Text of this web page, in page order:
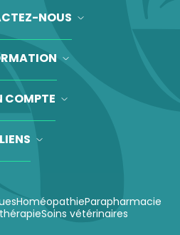
NOUS
COMPTE
LIENS
HoméopathieParapharmacie
Soins vétérinaires